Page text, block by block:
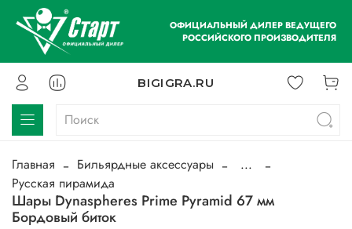
ОФИЦИАЛЬНЫЙ ДИЛЕР ВЕДУЩЕГО
РОССИЙСКОГО ПРОИЗВОДИТЕЛЯ
BIGIGRA.RU
Главная Бильярдные аксессуары
...
Русская пирамида
Шары Dynaspheres Prime Pyramid 67 мм
Бордовый биток